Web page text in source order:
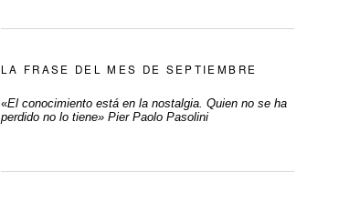
LA FRASE DEL MES DE SEPTIEMBRE
«El conocimiento está en la nostalgia. Quien no se ha
perdido no lo tiene» Pier Paolo Pasolini